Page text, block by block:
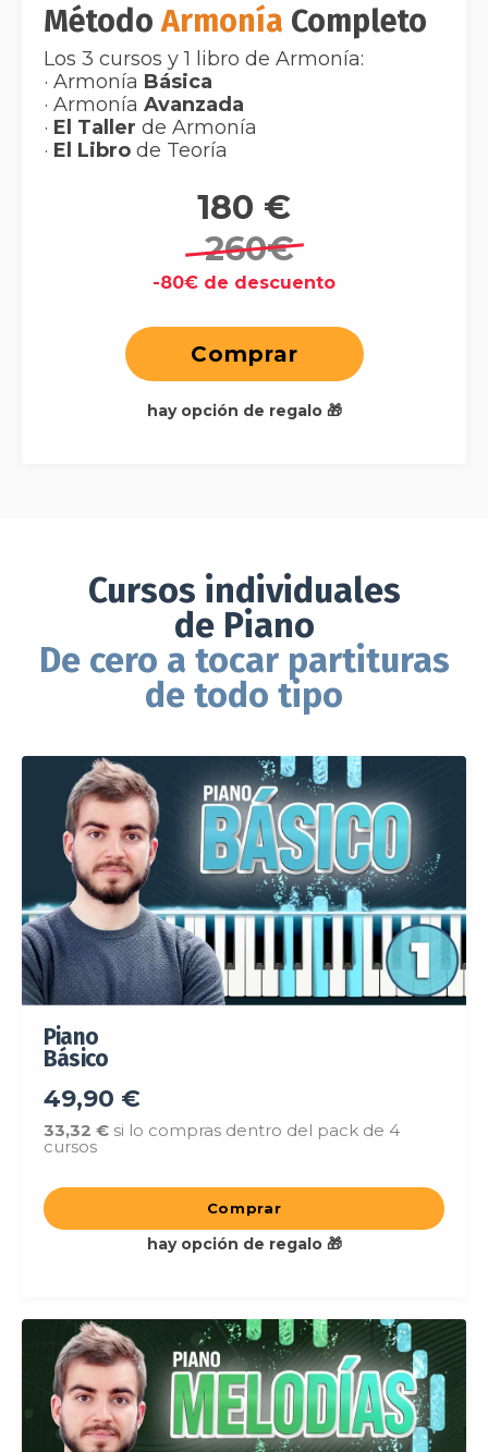
MétodoArmonía Completo
Los 3 cursos y 1 libro de Armonía:
· Armonía Básica
· Armonía Avanzada
· El Taller de Armonía
· El Libro de Teoría
180 €
260€
-80€ de descuento
Comprar
hay opción de regalo 🎁
Cursos individuales
de Piano
De cero a tocar partituras
de todo tipo
Piano
Básico
49,90 €
33,32 € si lo compras dentro del pack de 4
cursos
Comprar
hay opción de regalo 🎁